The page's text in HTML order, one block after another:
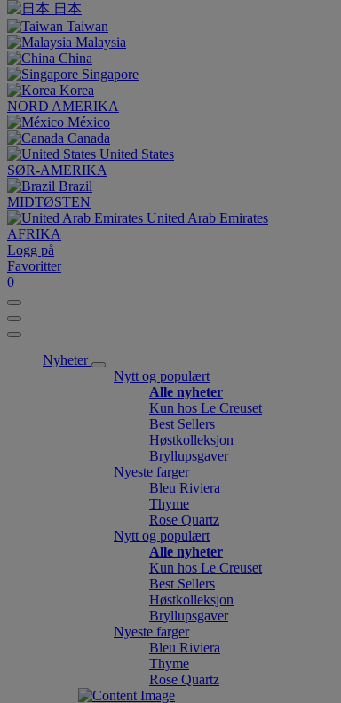
日本
Taiwan
Malaysia
China
Singapore
Korea
NORD AMERIKA
México
Canada
United States
SØR-AMERIKA
Brazil
MIDTØSTEN
United Arab Emirates
AFRIKA
Logg på
Favoritter
0
Nyheter
Nytt og populært
Alle nyheter
Kun hos Le Creuset
Best Sellers
Høstkolleksjon
Bryllupsgaver
Nyeste farger
Bleu Riviera
Thyme
Rose Quartz
Nytt og populært
Alle nyheter
Kun hos Le Creuset
Best Sellers
Høstkolleksjon
Bryllupsgaver
Nyeste farger
Bleu Riviera
Thyme
Rose Quartz